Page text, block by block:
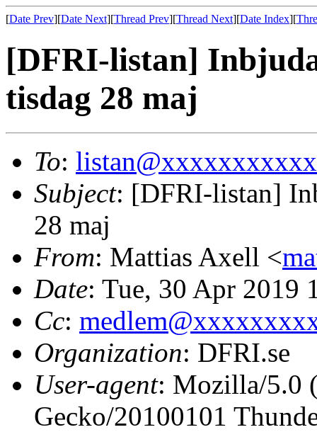
[Date Prev][Date Next][Thread Prev][Thread Next][Date Index][
[DFRI-listan]
tisdag 28 maj
To:
Subject: [DFRI-listan]
28 maj
From: Mattias Axell <
Date: Tue, 30 Apr 2019
Cc:
Organization: DFRI.se
User-agent: Mozilla/5.0
Gecko/20100101